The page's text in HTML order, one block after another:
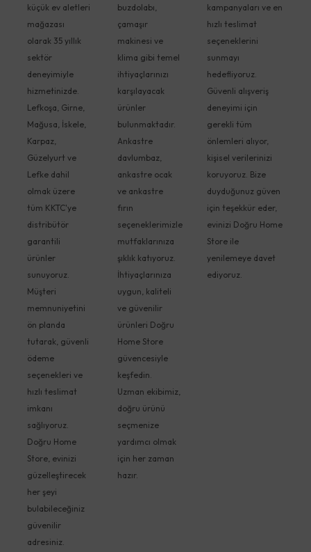
küçük ev aletleri
mağazası
olarak 35 yıllık
sektör
deneyimiyle
hizmetinizde.
Lefkoşa, Girne,
Mağusa, İskele,
Karpaz,
Güzelyurt ve
Lefke dahil
olmak üzere
tüm KKTC'ye
distribütör
garantili
ürünler
sunuyoruz.
Müşteri
memnuniyetini
ön planda
tutarak, güvenli
ödeme
seçenekleri ve
hızlı teslimat
imkanı
sağlıyoruz.
Doğru Home
Store, evinizi
güzelleştirecek
her şeyi
bulabileceğiniz
güvenilir
adresiniz.
buzdolabı,
çamaşır
makinesi ve
klima gibi temel
ihtiyaçlarınızı
karşılayacak
ürünler
bulunmaktadır.
Ankastre
davlumbaz,
ankastre ocak
ve ankastre
fırın
seçeneklerimizle
mutfaklarınıza
şıklık katıyoruz.
İhtiyaçlarınıza
uygun, kaliteli
ve güvenilir
ürünleri Doğru
Home Store
güvencesiyle
keşfedin.
Uzman ekibimiz,
doğru ürünü
seçmenize
yardımcı olmak
için her zaman
hazır.
kampanyaları ve en
hızlı teslimat
seçeneklerini
sunmayı
hedefliyoruz.
Güvenli alışveriş
deneyimi için
gerekli tüm
önlemleri alıyor,
kişisel verilerinizi
koruyoruz. Bize
duyduğunuz güven
için teşekkür eder,
evinizi Doğru Home
Store ile
yenilemeye davet
ediyoruz.